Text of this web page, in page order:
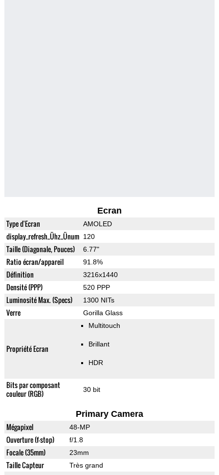
Ecran
Type d'Ecran AMOLED
display_refresh_Ühz_Ünum 120
Taille (Diagonale, Pouces) 6.77"
Ratio écran/appareil 91.8%
Définition 3216x1440
Densité (PPP) 520 PPP
Luminosité Max. (Specs) 1300 NITs
Verre Gorilla Glass
Propriété Ecran
Multitouch
Brillant
HDR
Bits par composant
couleur (RGB)
30 bit
Primary Camera
Mégapixel 48-MP
Ouverture (f-stop) f/1.8
Focale (35mm) 23mm
Taille Capteur
Très grand